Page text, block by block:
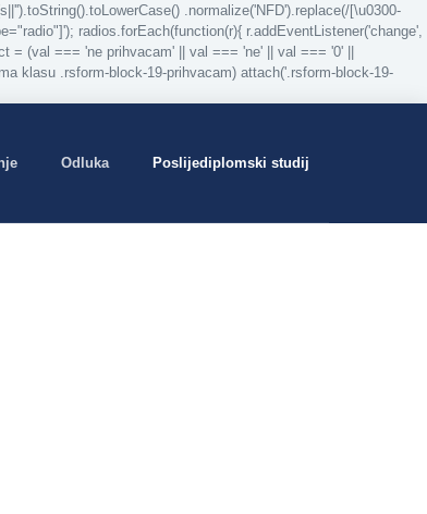
.normalize('NFD').replace(/[\u0300-
radios.forEach(function(r){ r.addEventListener('change',
(val === 'ne prihvacam' || val === 'ne' || val === '0' ||
klasu .rsform-block-19-prihvacam) attach('.rsform-block-19-
Odluka Poslijediplomski studij